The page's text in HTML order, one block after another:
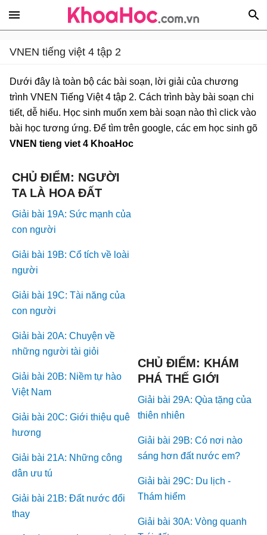
VNEN tiếng việt 4 tập 2
Dưới đây là toàn bộ các bài soạn, lời giải của chương
trình VNEN Tiếng Việt 4 tập 2. Cách trình bày bài soạn chi
tiết, dễ hiểu. Học sinh muốn xem bài soạn nào thì click vào
bài học tương ứng. Để tìm trên google, các em học sinh gõ
VNEN tieng viet 4 KhoaHoc
CHỦ ĐIỂM: NGƯỜI
TA LÀ HOA ĐẤT
Giải bài 19A: Sức mạnh của
con người
Giải bài 19B: Cổ tích về loài
người
Giải bài 19C: Tài năng của
con người
Giải bài 20A: Chuyện về
những người tài giỏi
Giải bài 20B: Niềm tự hào
Việt Nam
Giải bài 20C: Giới thiệu quê
hương
Giải bài 21A: Những công
dân ưu tú
Giải bài 21B: Đất nước đổi
thay
CHỦ ĐIỂM: KHÁM
PHÁ THẾ GIỚI
Giải bài 29A: Qùa tặng của
thiên nhiên
Giải bài 29B: Có nơi nào
sáng hơn đất nước em?
Giải bài 29C: Du lịch -
Thám hiểm
Giải bài 30A: Vòng quanh